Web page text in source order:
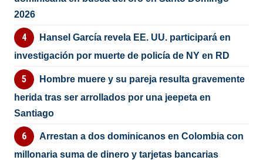
2026
Hansel García revela EE. UU. participará en
investigación por muerte de policía de NY en RD
Hombre muere y su pareja resulta gravemente
herida tras ser arrollados por una jeepeta en
Santiago
Arrestan a dos dominicanos en Colombia con
millonaria suma de dinero y tarjetas bancarias